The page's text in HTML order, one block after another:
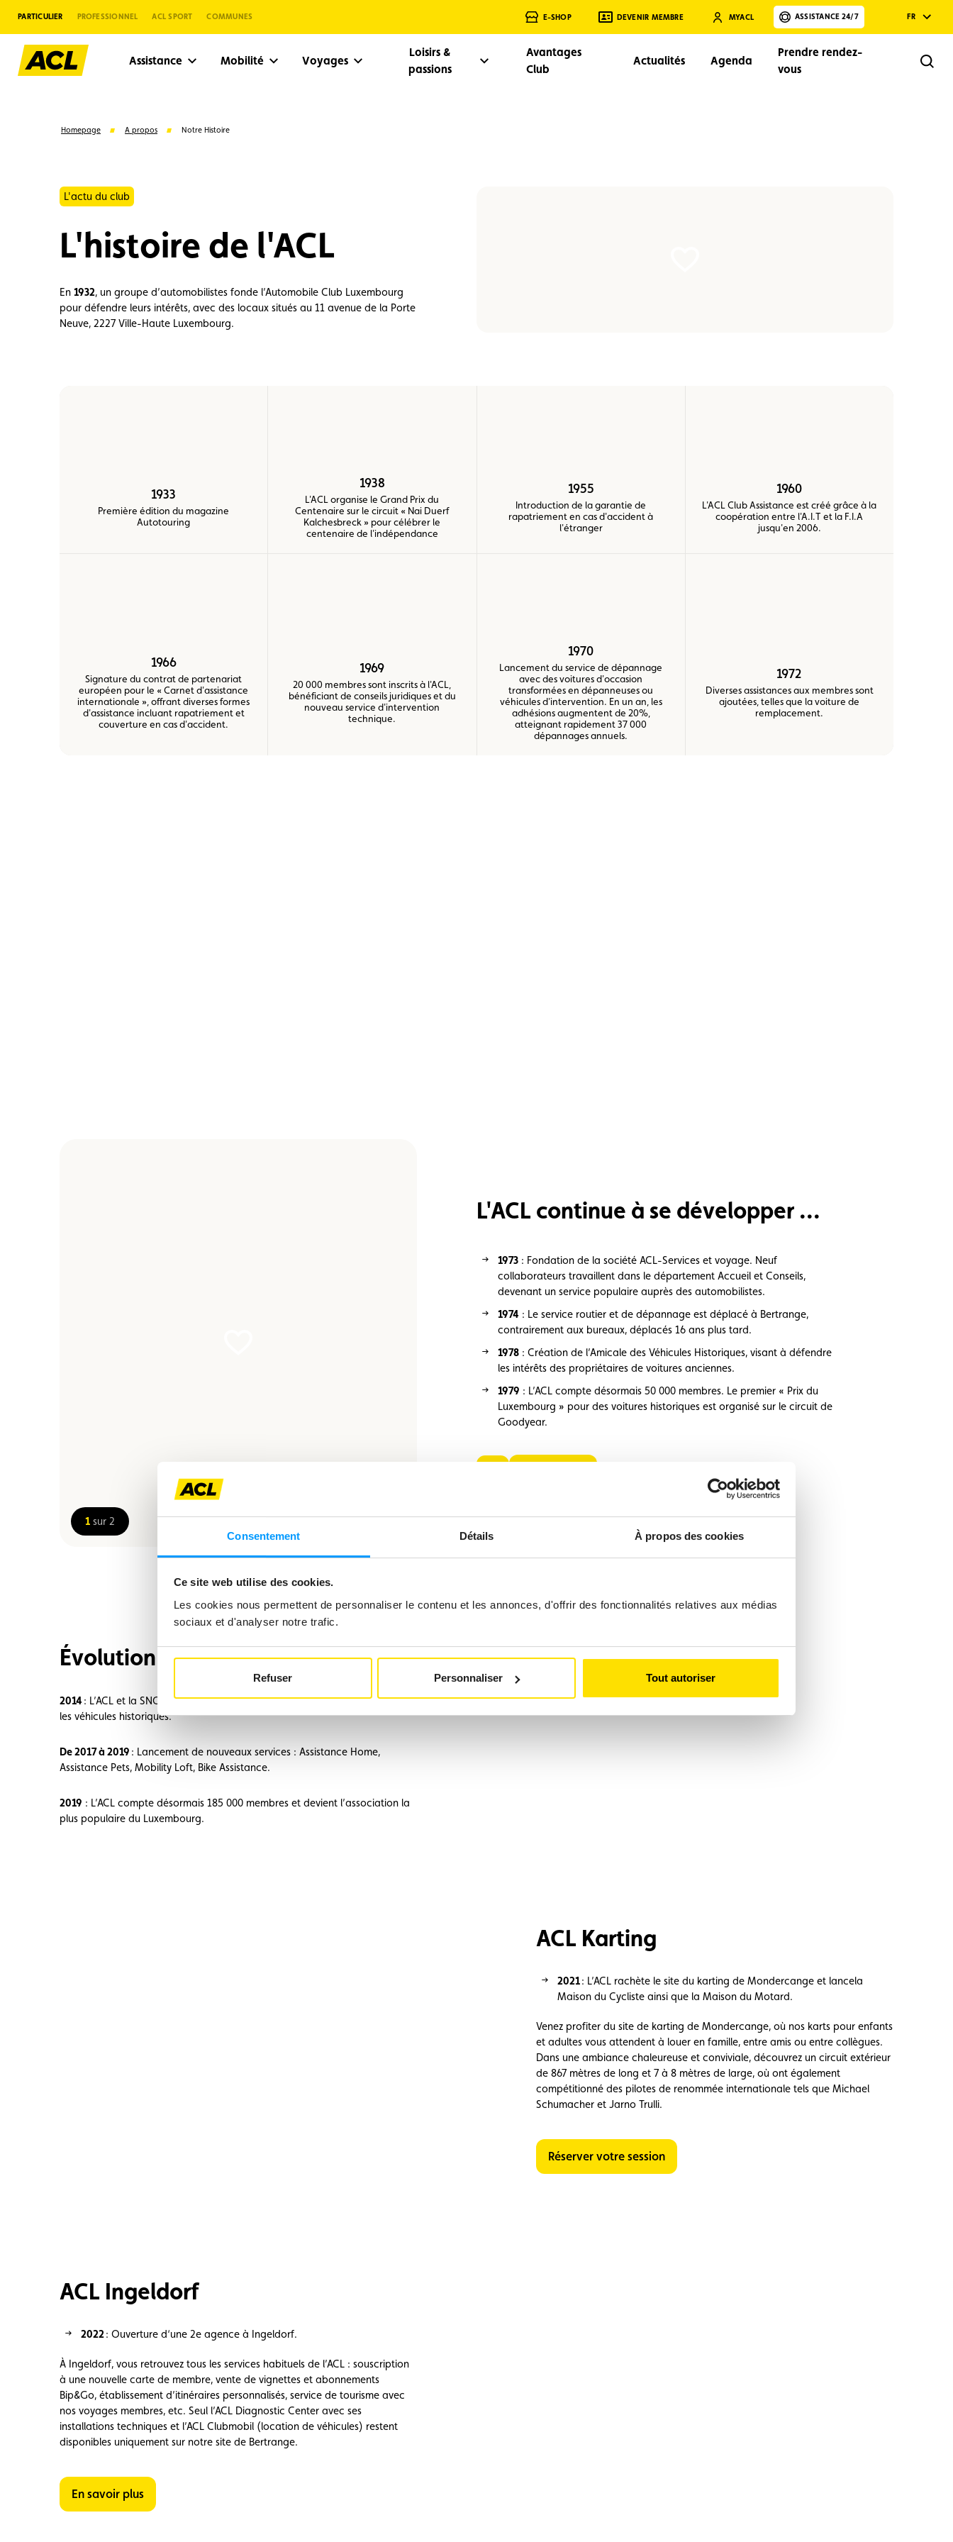
Consentement Détails À propos des cookies
Ce site web utilise des cookies.
Les cookies nous permettent de personnaliser le contenu et les annonces, d'offrir des fonctionnalités relatives aux médias
sociaux et d'analyser notre trafic.
Refuser Personnaliser Tout autoriser
PARTICULIER PROFESSIONNEL ACL SPORT COMMUNES E-SHOP DEVENIR MEMBRE MYACL ASSISTANCE 24/7 FR
Assistance Mobilité Voyages
Loisirs &
passions
Avantages
Club
Actualités Agenda
Prendre rendez-
vous
Suggestions
Carte membre Avantages
Homepage A propos Notre Histoire
L'actu du club
L'histoire de l'ACL
En 1932, un groupe d’automobilistes fonde l’Automobile Club Luxembourg
pour défendre leurs intérêts, avec des locaux situés au 11 avenue de la Porte
Neuve, 2227 Ville-Haute Luxembourg.
1933
Première édition du magazine
Autotouring
1938
L'ACL organise le Grand Prix du
Centenaire sur le circuit « Nai Duerf
Kalchesbreck » pour célébrer le
centenaire de l'indépendance
1955
Introduction de la garantie de
rapatriement en cas d'accident à
l'étranger
1960
L'ACL Club Assistance est créé grâce à la
coopération entre l'A.I.T et la F.I.A
jusqu'en 2006.
1966
Signature du contrat de partenariat
européen pour le « Carnet d'assistance
internationale », offrant diverses formes
d'assistance incluant rapatriement et
couverture en cas d'accident.
1969
20 000 membres sont inscrits à l'ACL,
bénéficiant de conseils juridiques et du
nouveau service d'intervention
technique.
1970
Lancement du service de dépannage
avec des voitures d'occasion
transformées en dépanneuses ou
véhicules d'intervention. En un an, les
adhésions augmentent de 20%,
atteignant rapidement 37 000
dépannages annuels.
1972
Diverses assistances aux membres sont
ajoutées, telles que la voiture de
remplacement.
L'ACL continue à se développer ...
1973 : Fondation de la société ACL-Services et voyage. Neuf
collaborateurs travaillent dans le département Accueil et Conseils,
devenant un service populaire auprès des automobilistes.
1974 : Le service routier et de dépannage est déplacé à Bertrange,
contrairement aux bureaux, déplacés 16 ans plus tard.
1978 : Création de l’Amicale des Véhicules Historiques, visant à défendre
les intérêts des propriétaires de voitures anciennes.
1979 : L’ACL compte désormais 50 000 membres. Le premier « Prix du
Luxembourg » pour des voitures historiques est organisé sur le circuit de
Goodyear.
1 sur 2
Évolution et Expansion
2014 : L’ACL et la SNCT débutent leur coopération pour les tests concernant
les véhicules historiques.
De 2017 à 2019 : Lancement de nouveaux services : Assistance Home,
Assistance Pets, Mobility Loft, Bike Assistance.
2019 : L’ACL compte désormais 185 000 membres et devient l’association la
plus populaire du Luxembourg.
ACL Karting
2021: L’ACL rachète le site du karting de Mondercange et lancela
Maison du Cycliste ainsi que la Maison du Motard.
Venez profiter du site de karting de Mondercange, où nos karts pour enfants
et adultes vous attendent à louer en famille, entre amis ou entre collègues.
Dans une ambiance chaleureuse et conviviale, découvrez un circuit extérieur
de 867 mètres de long et 7 à 8 mètres de large, où ont également
compétitionné des pilotes de renommée internationale tels que Michael
Schumacher et Jarno Trulli.
Réserver votre session
ACL Ingeldorf
2022: Ouverture d‘une 2e agence à Ingeldorf.
À Ingeldorf, vous retrouvez tous les services habituels de l’ACL : souscription
à une nouvelle carte de membre, vente de vignettes et abonnements
Bip&Go, établissement d’itinéraires personnalisés, service de tourisme avec
nos voyages membres, etc. Seul l’ACL Diagnostic Center avec ses
installations techniques et l’ACL Clubmobil (location de véhicules) restent
disponibles uniquement sur notre site de Bertrange.
En savoir plus